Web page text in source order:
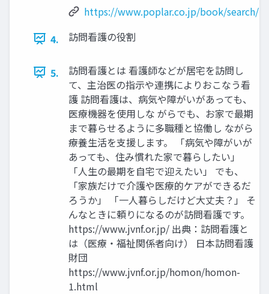
https://www.poplar.co.jp/book/search/
4.
訪問看護の役割
5.
訪問看護とは 看護師などが居宅を訪問し
て、主治医の指示や連携によりおこなう看
護 訪問看護は、病気や障がいがあっても、
医療機器を使用しな がらでも、お家で最期
まで暮らせるように多職種と協働し ながら
療養生活を支援します。 「病気や障がいが
あっても、住み慣れた家で暮らしたい」
「人生の最期を自宅で迎えたい」 でも、
「家族だけで介護や医療的ケアができるだ
ろうか」 「一人暮らしだけど大丈夫？」 そ
んなときに頼りになるのが訪問看護です。
https://www.jvnf.or.jp/ 出典：訪問看護と
は（医療・福祉関係者向け） 日本訪問看護
財団
https://www.jvnf.or.jp/homon/homon-
1.html